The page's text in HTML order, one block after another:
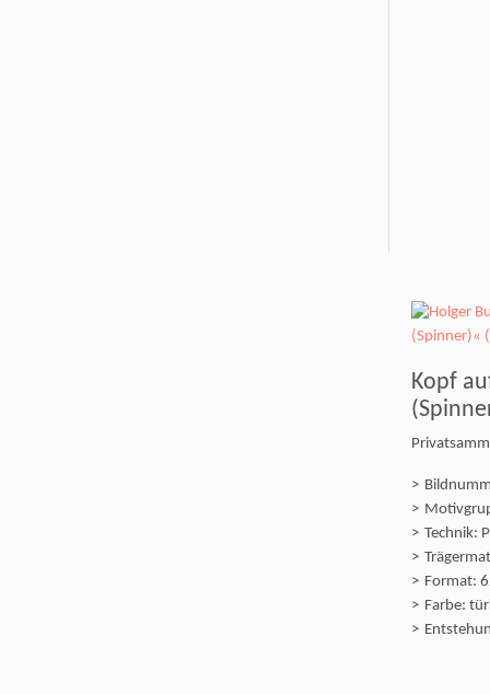
Kopf
Technik:
Format:
Farbe: